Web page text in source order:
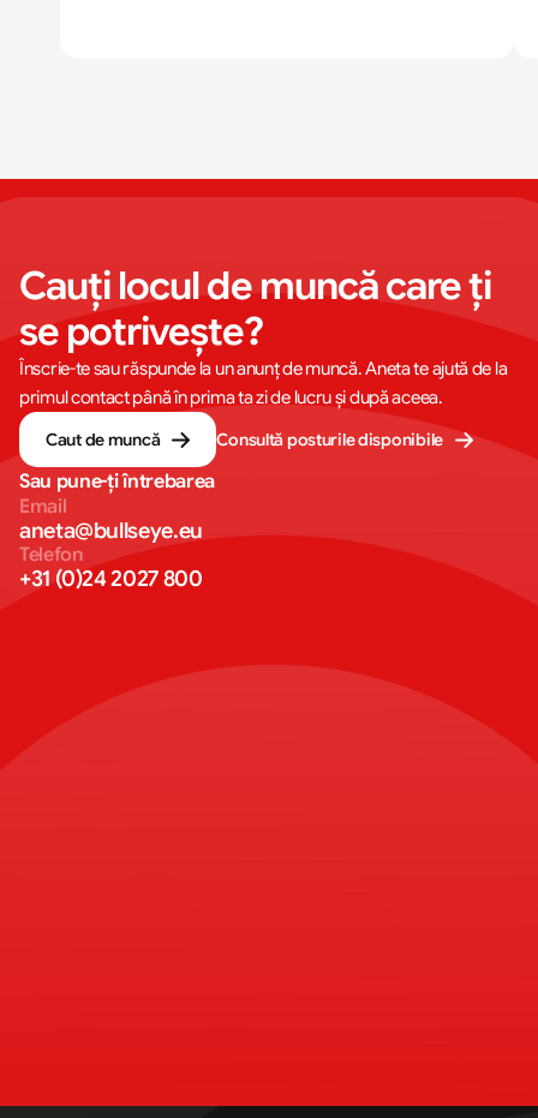
Cauți locul de muncă care ți
se potrivește?
Înscrie-te sau răspunde la un anunț de muncă. Aneta te ajută de la
primul contact până în prima ta zi de lucru și după aceea.
Caut de muncă
Consultă posturile disponibile
Sau pune-ți întrebarea
Email
aneta@bullseye.eu
Telefon
+31 (0)24 2027 800